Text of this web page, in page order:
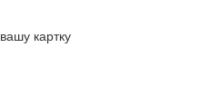
картку